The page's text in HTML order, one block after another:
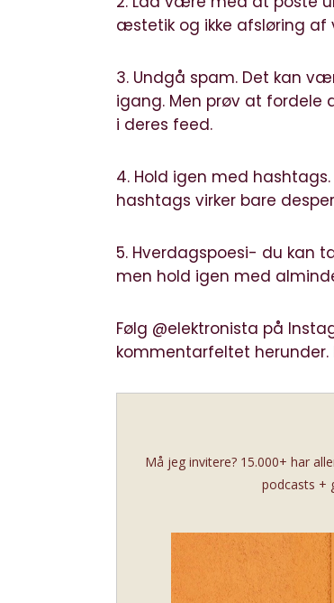
æstetik og ikke afsløring af
3. Undgå spam. Det kan
igang. Men prøv at fordele
i deres feed.
4. Hold igen med
hashtags virker bare
5. Hverdagspoesi- du kan
men hold igen med
Følg @elektronista på
kommentarfeltet herunder.